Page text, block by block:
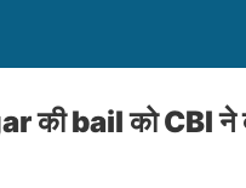
bail को CBI ने